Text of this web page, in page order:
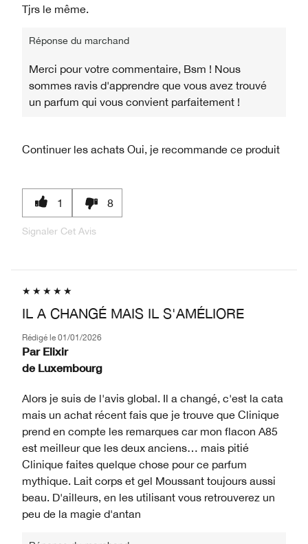
Tjrs le même.
Réponse du marchand
Merci pour votre commentaire, Bsm ! Nous
sommes ravis d'apprendre que vous avez trouvé
un parfum qui vous convient parfaitement !
Continuer les achats Oui, je recommande ce produit
1 8
Signaler Cet Avis
IL A CHANGÉ MAIS IL S'AMÉLIORE
Rédigé le 01/01/2026
Par Elixir
de Luxembourg
Alors je suis de l'avis global. Il a changé, c'est la cata
mais un achat récent fais que je trouve que Clinique
prend en compte les remarques car mon flacon A85
est meilleur que les deux anciens… mais pitié
Clinique faites quelque chose pour ce parfum
mythique. Lait corps et gel Moussant toujours aussi
beau. D'ailleurs, en les utilisant vous retrouverez un
peu de la magie d'antan